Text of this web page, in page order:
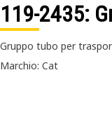
119-2435:
Gruppo tubo per
Marchio: Cat